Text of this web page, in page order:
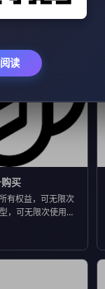
买
有权益，可无限次
，可无限次使用高
Sora均有更大用量
读